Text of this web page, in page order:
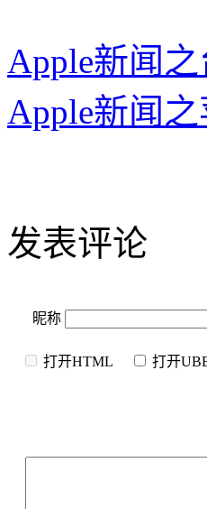
Apple新闻
Apple新闻
发表评论
昵称
打开HTML 打开